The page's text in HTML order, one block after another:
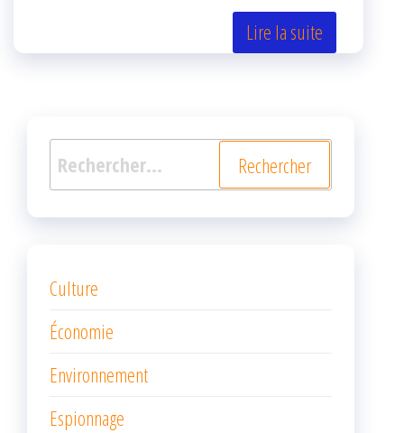
k r
Lire la suite
Rechercher :
Culture
Économie
Environnement
Espionnage